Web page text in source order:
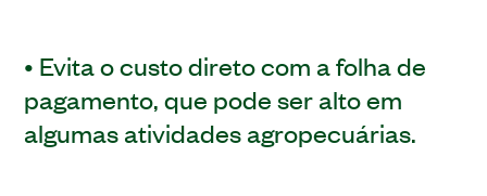
• Evita o custo direto com a folha de
pagamento, que pode ser alto em
algumas atividades agropecuárias.